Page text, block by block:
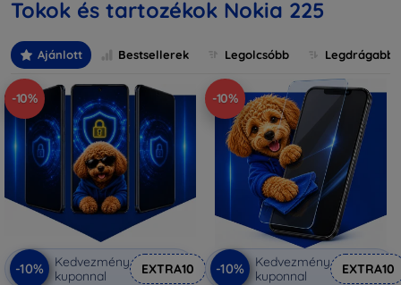
Tokok és tartozékok Nokia 225
Ajánlott Bestsellerek Legolcsóbb Legdrágabb
-10%
-10%
Kedvezmény
kuponnal
EXTRA10
-10%
-10%
Kedvezmény
kuponnal
EXTRA10